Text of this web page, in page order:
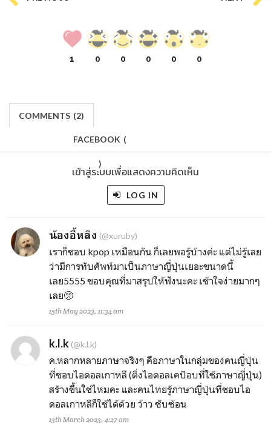
1 0 0 0 0 0
COMMENTS (2)
FACEBOOK (
)
เข้าสู่ระบบเพื่อแสดงความคิดเห็น
LOG IN
น้องอี้หลิง (@xuruby)
เราก็ชอบ kpop เหมือนกัน ก็เลยพอรู้บ้างค่ะ แต่ไม่รู้เลย
ว่ามีการทับศัพท์มาเป็นภาษาญี่ปุ่นเยอะขนาดนี้
เลย5555 ขอบคุณที่มาสรุปให้ฟังนะคะ เช้าใจง่ายมากๆ
เลย🥺
15th May 2023, 11:34 am
k.l.k (@k.l.k)
ค.หลากหลายภาษาจริงๆ คือภาษาในกลุ่มของคนญี่ปุ่น
ที่ชอบไอดอลเกาหลี (ติ่งไอดอลเคป๊อบที่ใช้ภาษาญี่ปุ่น)
สร้างขึ้นใช่ไหมคะ และคนไทยรู้ภาษาญี่ปุ่นที่ชอบไอ
ดอลเกาหลีก็ใช้ได้ด้วย ว้าว ซับซ้อน
13th March 2023, 4:27 am